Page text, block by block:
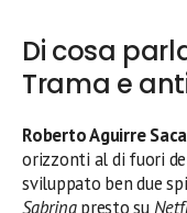
Di cosa
Trama e
Roberto Aguirre
orizzonti al di fuori
sviluppato ben due
Sabrinapresto su